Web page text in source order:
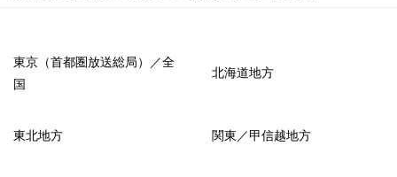
東京（首都圏放送総局）／全
国
北海道地方
東北地方 関東／甲信越地方